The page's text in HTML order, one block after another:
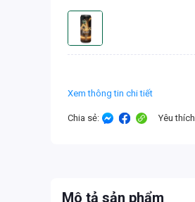
Xem thông tin chi tiết
Chia sẻ: Yêu thích
Mô tả sản phẩm